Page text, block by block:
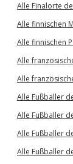
Alle Finalorte
Alle finnischen
Alle finnischen
Alle
Alle
Alle Fußballer
Alle Fußballer
Alle Fußballer
Alle Fußballer